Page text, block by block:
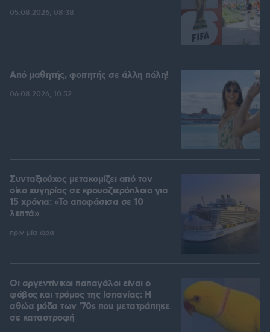
05.08.2026, 08:38
Από μαθητής, φοιτητής σε άλλη πόλη!
06.08.2026, 10:52
Συνταξιούχος μετακομίζει από τον
οίκο ευγηρίας σε κρουαζιερόπλοιο για
15 χρόνια: «Το αποφάσισα σε 10
λεπτά»
πριν μία ώρα
Οι αργεντίνικοι παπαγάλοι είναι ο
φόβος και τρόμος της Ισπανίας: Η
αθώα μόδα των '70s που μετατράπηκε
σε καταστροφή